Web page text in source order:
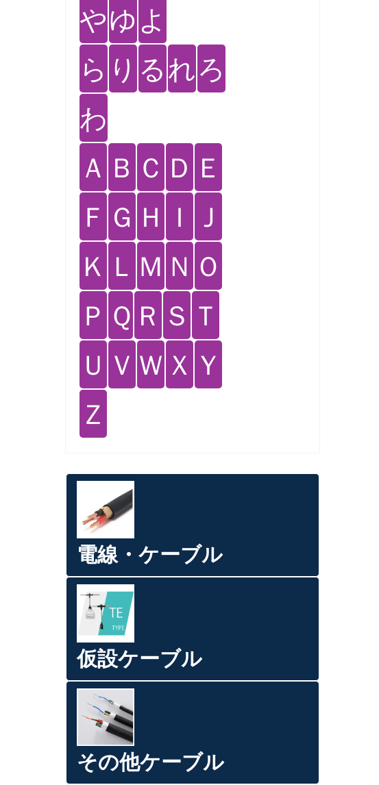
やゆ よ
ら り るれろ
わ
Ａ Ｂ Ｃ Ｄ Ｅ
Ｆ Ｇ Ｈ Ｉ Ｊ
Ｋ Ｌ Ｍ Ｎ Ｏ
Ｐ Ｑ Ｒ Ｓ Ｔ
Ｕ Ｖ Ｗ Ｘ Ｙ
Ｚ
電線・ケーブル
仮設ケーブル
その他ケーブル